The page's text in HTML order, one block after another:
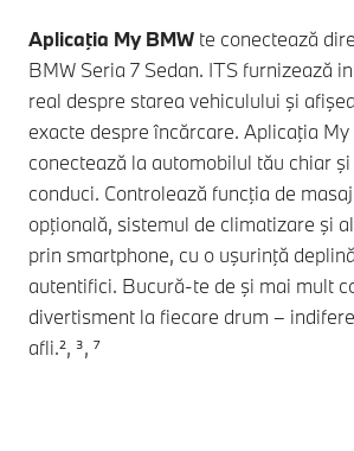
Aplicaţia My BMW te conectează
BMW Seria 7 Sedan. ITS furnizează
real despre starea vehiculului şi
exacte despre încărcare. Aplicaţia My
conectează la automobilul tău chiar
conduci. Controlează funcţia de
opţională, sistemul de climatizare şi
prin smartphone, cu o uşurinţă
autentifici. Bucură-te de şi mai mult
divertisment la fiecare drum –
afli.², ³, ⁷